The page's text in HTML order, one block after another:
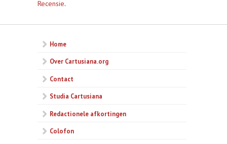
Recensie.
Home
Over Cartusiana.org
Contact
Studia Cartusiana
Redactionele afkortingen
Colofon